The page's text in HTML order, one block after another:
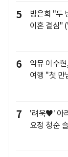
5
방은희 "두
이혼 결심"
6
악뮤 이수
여행 "첫 만
7
'려욱♥' 아
요정 청순